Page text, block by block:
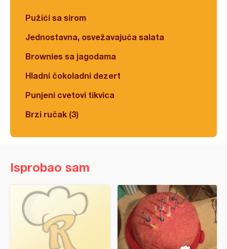
Pužići sa sirom
Jednostavna, osvežavajuća salata
Brownies sa jagodama
Hladni čokoladni dezert
Punjeni cvetovi tikvica
Brzi ručak (3)
Isprobao sam